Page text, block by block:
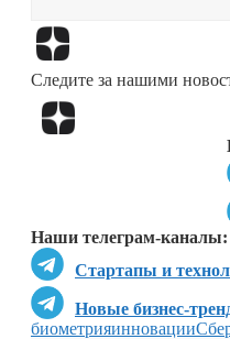
Следите за нашими
Наши телеграм-каналы:
Стартапы и
Новые бизнес-
биометрияинновации